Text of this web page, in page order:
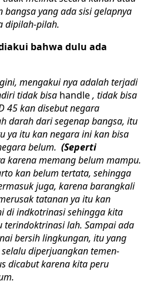
bangsa yang ada sisi gelapnya
dipilah-pilah.
bahwa dulu ada
mengakui nya adalah terjadi
tidak bisa handle, tidak bisa
45 kan disebut negara
darah dari segenap bangsa, itu
ya itu kan negara ini kan bisa
belum. (Seperti
karena memang belum mampu.
kan belum tertata, sehingga
juga, karena barangkali
tatanan ya itu kan
di indkotrinasi sehingga kita
terindoktrinasi lah. Sampai ada
bersih lingkungan, itu yang
diperjuangkan temen-
dicabut karena kita peru